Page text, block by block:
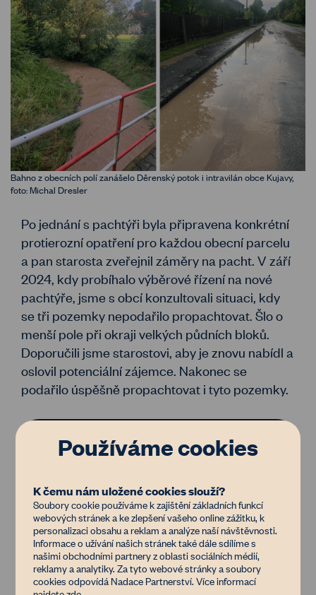
Bahno z obecních polí zanášelo Děrenský potok i intravilán obce Kujavy,
foto: Michal Dresler
Po jednání s pachtýři byla připravena konkrétní
protierozní opatření pro každou obecní parcelu
a pan starosta zveřejnil záměry na pacht. V září
2024, kdy probíhalo výběrové řízení na nové
pachtýře, jsme s obcí konzultovali situaci, kdy
se tři pozemky nepodařilo propachtovat. Šlo o
menší pole při okraji velkých půdních bloků.
Doporučili jsme starostovi, aby je znovu nabídl a
oslovil potenciální zájemce. Nakonec se
podařilo úspěšně propachtovat i tyto pozemky.
„S prací Živé půdy jsem velmi spokojený
a jsem vděčný za jejich angažovanost a
umožnila najít správnou cestu ke zlepšení
kvality půdy a ochraně životního
prostředí.“
- Michal Dresler, starosta obce Kujavy
Používáme cookies
K čemu nám uložené cookies slouží?
Soubory cookie používáme k zajištění základních funkcí
webových stránek a ke zlepšení vašeho online zážitku, k
personalizaci obsahu a reklam a analýze naší návštěvnosti.
Informace o užívání našich stránek také dále sdílíme s
našimi obchodními partnery z oblasti sociálních médií,
reklamy a analytiky. Za tyto webové stránky a soubory
cookies odpovídá Nadace Partnerství. Více informací